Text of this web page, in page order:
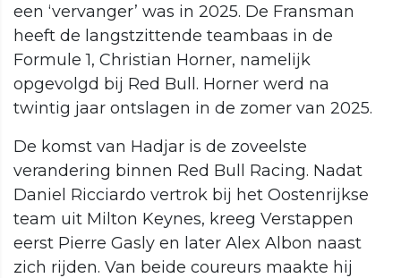
een ‘vervanger’ was in 2025. De Fransman
heeft de langstzittende teambaas in de
Formule 1, Christian Horner, namelijk
opgevolgd bij Red Bull. Horner werd na
twintig jaar ontslagen in de zomer van 2025.
De komst van Hadjar is de zoveelste
verandering binnen Red Bull Racing. Nadat
Daniel Ricciardo vertrok bij het Oostenrijkse
team uit Milton Keynes, kreeg Verstappen
eerst Pierre Gasly en later Alex Albon naast
zich rijden. Van beide coureurs maakte hij